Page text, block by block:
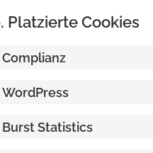
Platzierte Cookies
Complianz
WordPress
Burst Statistics